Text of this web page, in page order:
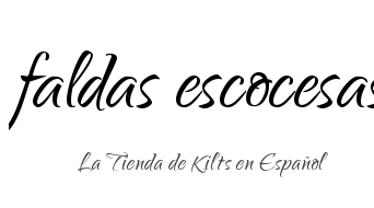
faldas
La Tienda de Kilts en Español